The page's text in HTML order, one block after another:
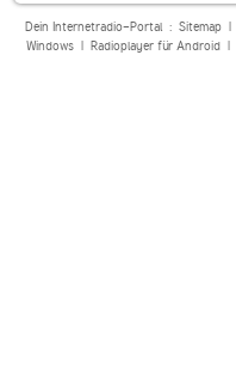
Dein Internetradio-Portal : Sitemap|
Windows| Radioplayer für Android|